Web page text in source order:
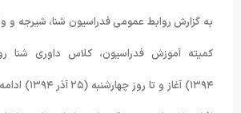
به گزارش روابط عمومی فدراسیون شنا، شیرجه و
۱۳۹۴) آغاز و تا